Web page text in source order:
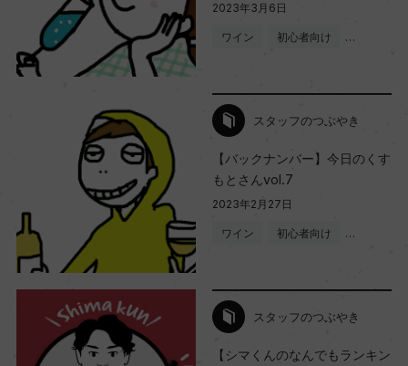
2023年3月6日
ワイン 初心者向け …
スタッフのつぶやき
【バックナンバー】今日のくす
もとさんvol.7
2023年2月27日
ワイン 初心者向け …
スタッフのつぶやき
【シマくんのなんでもランキン